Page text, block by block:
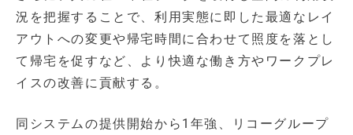
況を把握することで、利用実態に即した最適なレイ
アウトへの変更や帰宅時間に合わせて照度を落とし
て帰宅を促すなど、より快適な働き方やワークプレ
イスの改善に貢献する。
同システムの提供開始から1年強、リコーグループ